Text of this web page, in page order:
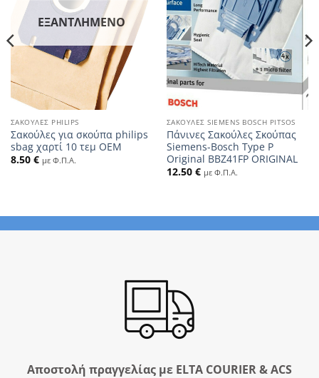
ΕΞΑΝΤΛΗΜΈΝΟ
ΣΑΚΟΎΛΕΣ PHILIPS
Σακούλες για σκούπα philips
sbag χαρτί 10 τεμ OEM
8.50 € με Φ.Π.Α.
ΣΑΚΟΎΛΕΣ SIEMENS BOSCH PITSOS
Πάνινες Σακούλες Σκούπας
Siemens-Bosch Type P
Original BBZ41FP ORIGINAL
12.50 € με Φ.Π.Α.
Αποστολή πραγγελίας με ELTA COURIER & ACS